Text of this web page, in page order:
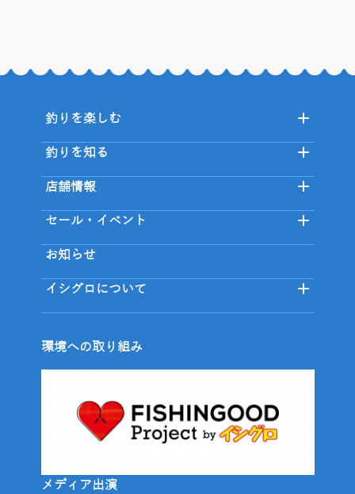
釣りを楽しむ
釣りを知る
店舗情報
セール・イベント
お知らせ
イシグロについて
環境への取り組み
メディア出演